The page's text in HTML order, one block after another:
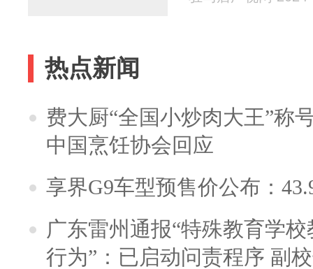
热点新闻
费大厨“全国小炒肉大王”称
中国烹饪协会回应
享界G9车型预售价公布：
广东雷州通报“特殊教育学
行为”：已启动问责程序 副